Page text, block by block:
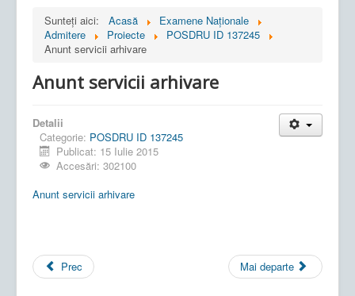
Sunteți aici:
Acasă
Examene Naționale
Admitere
Proiecte
POSDRU ID 137245
Anunt servicii arhivare
Anunt servicii arhivare
Detalii
Categorie: POSDRU ID 137245
Publicat: 15 Iulie 2015
Accesări: 302100
Anunt servicii arhivare
Prec Mai departe